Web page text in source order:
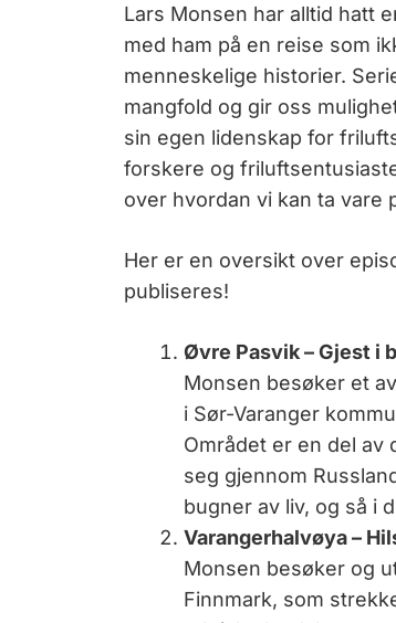
Lars Monsen har alltid hatt
med ham på en reise som
menneskelige historier.
mangfold og gir oss
sin egen lidenskap for
forskere og
over hvordan vi kan ta vare
Her er en oversikt over
publiseres!
Øvre Pasvik – Gjest i
Monsen besøker et
i Sør-Varanger
Området er en del av
seg gjennom
bugner av liv, og så i
Varangerhalvøya –
Monsen besøker og
Finnmark, som